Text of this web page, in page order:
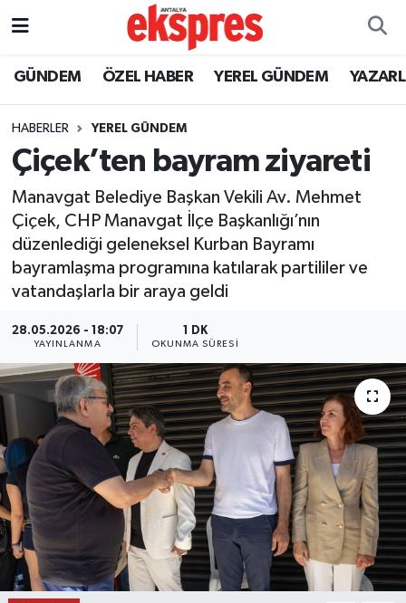
GÜNDEM ÖZEL HABER YEREL GÜNDEM
HABERLER YEREL GÜNDEM
Çiçek’ten bayram ziyareti
Manavgat Belediye Başkan Vekili Av. Mehmet
Çiçek, CHP Manavgat İlçe Başkanlığı’nın
düzenlediği geleneksel Kurban Bayramı
bayramlaşma programına katılarak partililer ve
vatandaşlarla bir araya geldi
28.05.2026 - 18:07
YAYINLANMA
1 DK
OKUNMA SÜRESI
ÖZEL HABER
YEREL GÜNDEM
EKONOMİ
KÜLTÜR - SANAT
SPOR
SİYASET
SAĞLIK
DÜNYA
EĞİTİM
TURİZM
RÖPORTAJ
Nöbetçi Eczaneler
Trafik Durumu
Süper Lig Puan Durumu ve Fikstür
Tüm Manşetler
Son Dakika Haberleri
Haber Arşivi